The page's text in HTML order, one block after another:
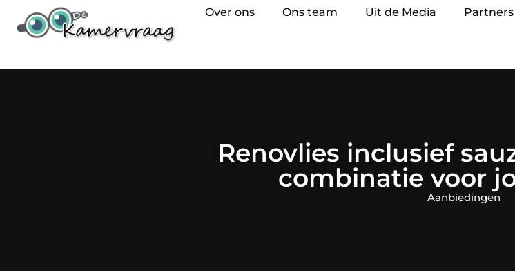
Over ons Ons team Uit de Media Partners
Renovlies inclusief
combinatie voor
Aanbiedingen